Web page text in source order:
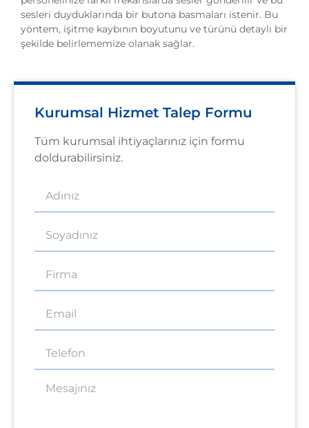
sesleri duyduklarında bir butona basmaları istenir. Bu
yöntem, işitme kaybının boyutunu ve türünü detaylı bir
şekilde belirlememize olanak sağlar.
Kurumsal Hizmet Talep Formu
Tüm kurumsal ihtiyaçlarınız için formu
doldurabilirsiniz.